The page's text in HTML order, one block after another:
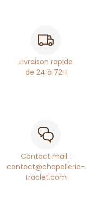
Livraison rapide
de 24 à 72H
Contact mail :
contact@chapellerie-
traclet.com